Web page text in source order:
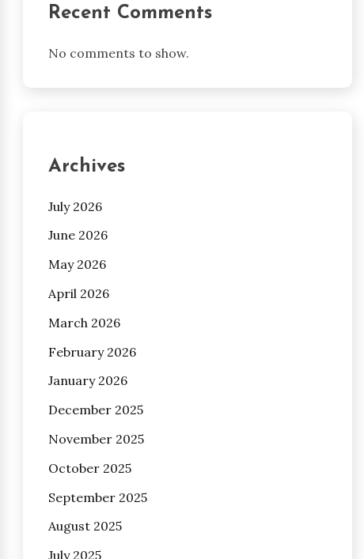
Recent Comments
No comments to show.
Archives
July 2026
June 2026
May 2026
April 2026
March 2026
February 2026
January 2026
December 2025
November 2025
October 2025
September 2025
August 2025
July 2025